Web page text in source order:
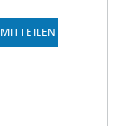
MITTEILEN